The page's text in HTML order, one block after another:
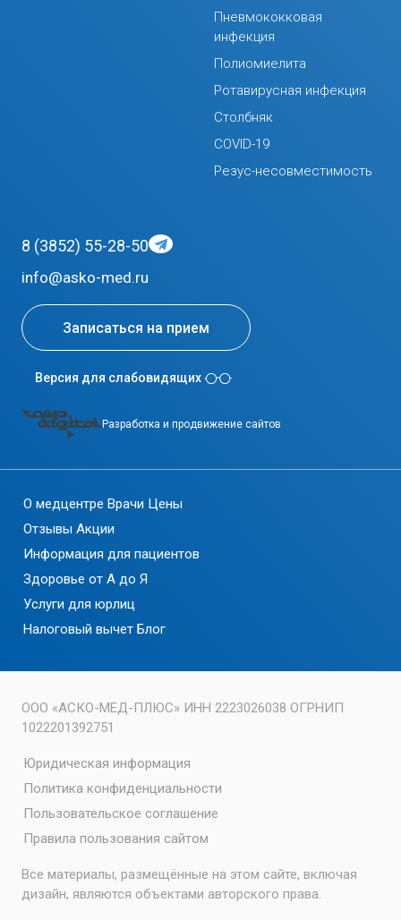
Пневмококковая
инфекция
Полиомиелита
Ротавирусная инфекция
Столбняк
COVID-19
Резус-несовместимость
8 (3852) 55-28-50
info@asko-med.ru
Записаться на прием
Версия для слабовидящих
Разработка и продвижение сайтов
О медцентре Врачи Цены
Отзывы Акции
Информация для пациентов
Здоровье от А до Я
Услуги для юрлиц
Налоговый вычет Блог
ООО «АСКО-МЕД-ПЛЮС» ИНН 2223026038 ОГРНИП
1022201392751
Юридическая информация
Политика конфиденциальности
Пользовательское соглашение
Правила пользования сайтом
Все материалы, размещённые на этом сайте, включая
дизайн, являются объектами авторского права.